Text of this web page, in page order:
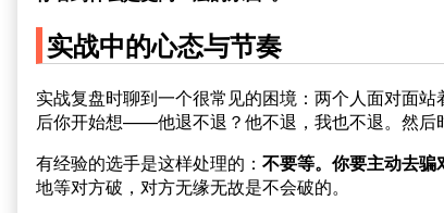
实战中的心态与节奏
实战复盘时聊到一个很常见的困境：两个人面对面
后你开始想——他退不退？他不退，我也不退。然后
有经验的选手是这样处理的： 不要等。你要主动去骗
地等对方破，对方无缘无故是不会破的。